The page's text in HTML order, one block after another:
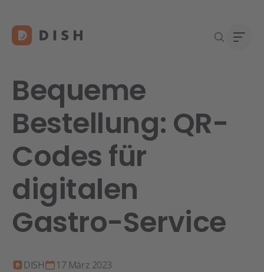
Bequeme
Bestellung: QR-
Codes für
digitalen
Gastro-Service
DISH
17 März 2023